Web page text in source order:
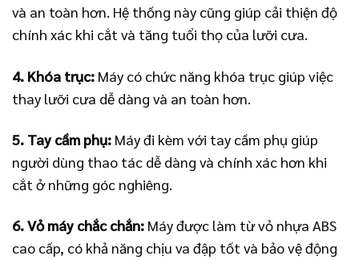
và an toàn hơn. Hệ thống này cũng giúp cải thiện độ
chính xác khi cắt và tăng tuổi thọ của lưỡi cưa.
4. Khóa trục: Máy có chức năng khóa trục giúp việc
thay lưỡi cưa dễ dàng và an toàn hơn.
5. Tay cầm phụ: Máy đi kèm với tay cầm phụ giúp
người dùng thao tác dễ dàng và chính xác hơn khi
cắt ở những góc nghiêng.
6. Vỏ máy chắc chắn: Máy được làm từ vỏ nhựa ABS
cao cấp, có khả năng chịu va đập tốt và bảo vệ động